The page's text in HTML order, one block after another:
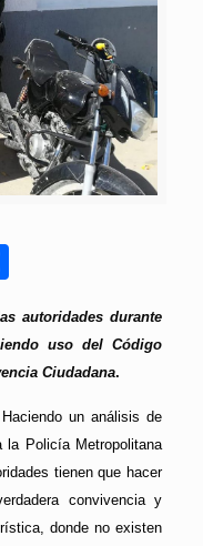
autoridades durante
uso del Código
Ciudadana.
Haciendo un análisis de
la Policía Metropolitana
tienen que hacer
convivencia y
donde no existen